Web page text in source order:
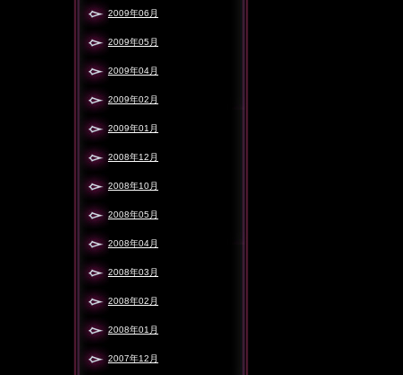
2009年06月
2009年05月
2009年04月
2009年02月
2009年01月
2008年12月
2008年10月
2008年05月
2008年04月
2008年03月
2008年02月
2008年01月
2007年12月